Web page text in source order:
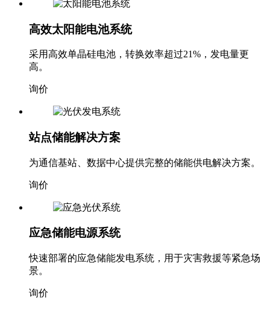
高效太阳能电池系统
采用高效单晶硅电池，转换效率超过21%，发电量更
高。
询价
站点储能解决方案
为通信基站、数据中心提供完整的储能供电解决方案。
询价
应急储能电源系统
快速部署的应急储能发电系统，用于灾害救援等紧急场
景。
询价